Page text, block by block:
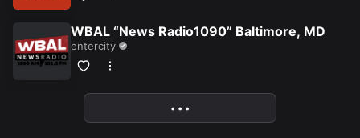
WBAL “News Radio1090” Baltimore, MD
entercity
• • •